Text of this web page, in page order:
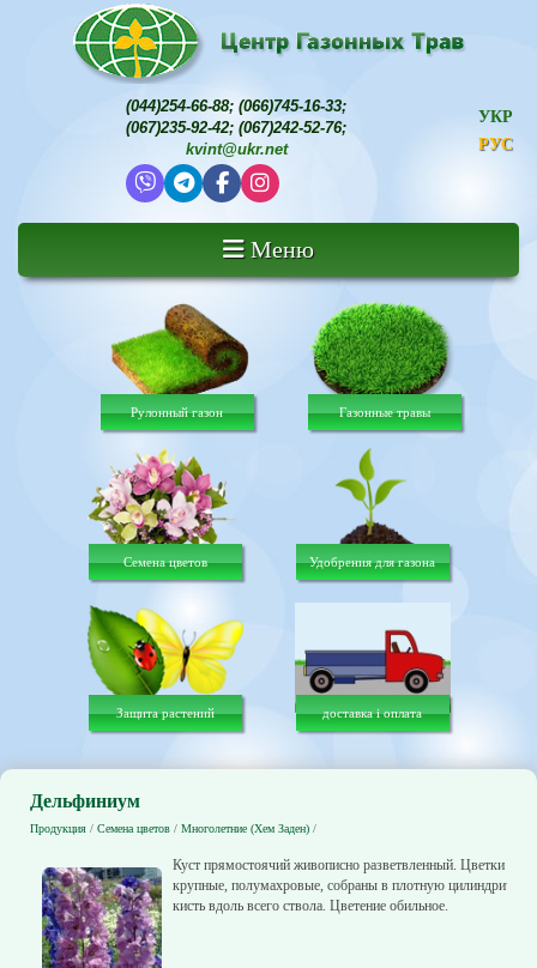
(044)254-66-88; (066)745-16-33;
(067)235-92-42; (067)242-52-76;
kvint@ukr.net
УКР
РУС
Меню
Рулонный газон Газонные травы
Семена цветов Удобрения для газона
Защита растений доставка і оплата
Дельфиниум
Продукция / Семена цветов / Многолетние (Хем Заден) /
Куст прямостоячий живописно разветвленный. Цветки
крупные, полумахровые, собраны в плотную
кисть вдоль всего ствола. Цветение обильное.